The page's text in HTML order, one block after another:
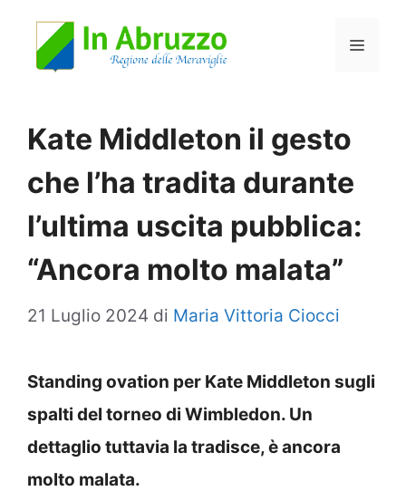
Menu
Kate Middleton il gesto
che l’ha tradita durante
l’ultima uscita pubblica:
“Ancora molto malata”
21 Luglio 2024 di Maria Vittoria Ciocci
Standing ovation per Kate Middleton sugli
spalti del torneo di Wimbledon. Un
dettaglio tuttavia la tradisce, è ancora
molto malata.